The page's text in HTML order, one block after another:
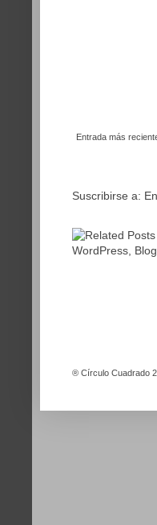
Entrada más
Suscribirse a:
® Círculo Cuadrado